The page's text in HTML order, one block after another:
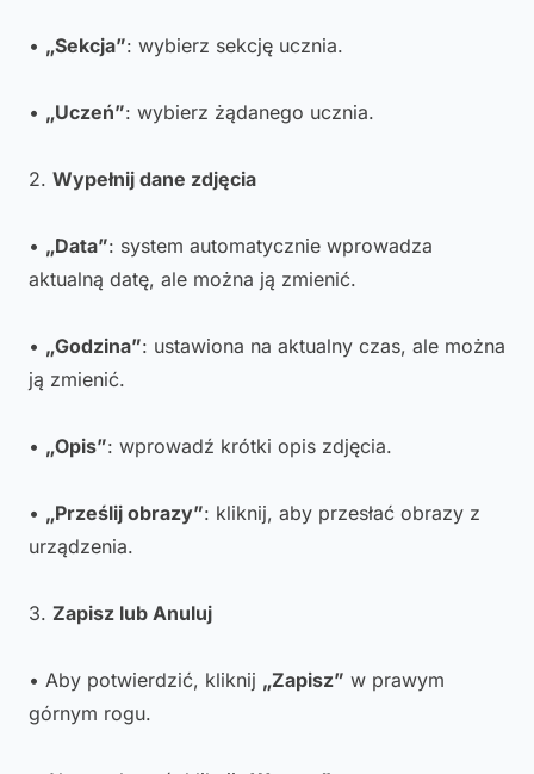
• „Sekcja”: wybierz sekcję ucznia.
• „Uczeń”: wybierz żądanego ucznia.
2. Wypełnij dane zdjęcia
• „Data”: system automatycznie wprowadza
aktualną datę, ale można ją zmienić.
• „Godzina”: ustawiona na aktualny czas, ale można
ją zmienić.
• „Opis”: wprowadź krótki opis zdjęcia.
• „Prześlij obrazy”: kliknij, aby przesłać obrazy z
urządzenia.
3. Zapisz lub Anuluj
• Aby potwierdzić, kliknij „Zapisz” w prawym
górnym rogu.